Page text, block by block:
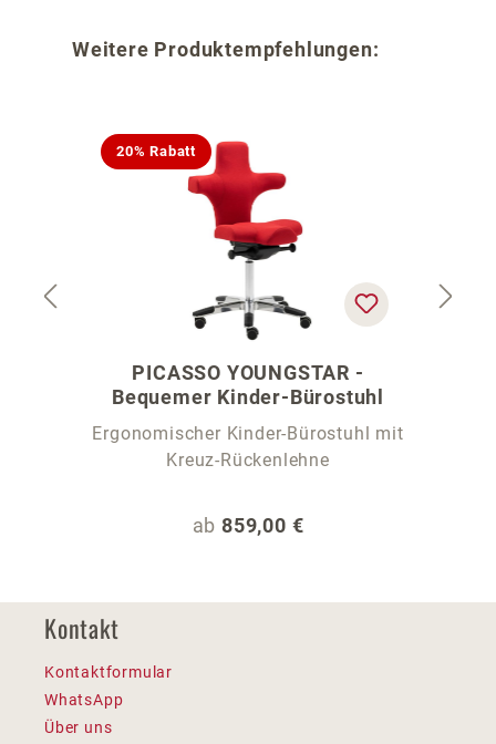
Produktgalerie überspringen
Weitere Produktempfehlungen:
20% Rabatt
PICASSO YOUNGSTAR -
Bequemer Kinder-Bürostuhl
Ergonomischer Kinder-Bürostuhl mit
Kreuz-Rückenlehne
Regulärer Preis:
ab 859,00 €
Kontakt
Kontaktformular
WhatsApp
Über uns